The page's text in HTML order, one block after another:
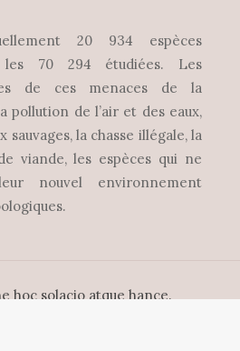
20 934 espèces
les 70 294 étudiées. Les
de ces menaces de la
pollution de l’air et des eaux,
sauvages, la chasse illégale, la
viande, les espèces qui ne
nouvel environnement
hoc solacio atque hance.